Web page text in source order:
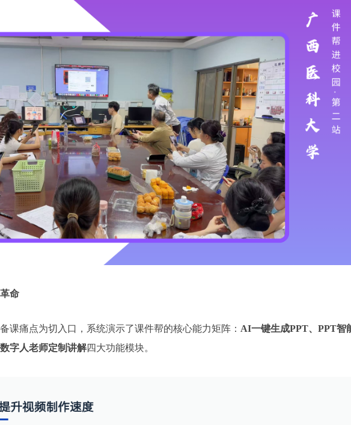
命
课痛点为切入口，系统演示了课件帮的核心能力矩阵： AI一键生成PPT、PPT智
字人老师定制讲解四大功能模块。